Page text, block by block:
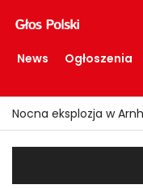
News Ogłoszenia